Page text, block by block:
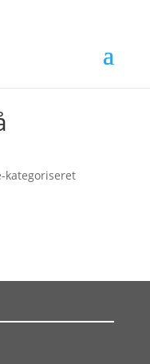
kategoriseret